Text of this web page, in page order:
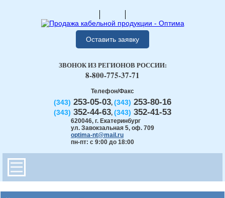
Оставить заявку
Телефон/Факс
(343) 253-05-03, (343) 253-80-16
(343) 352-44-63, (343) 352-41-53
620046, г. Екатеринбург
ул. Завокзальная 5, оф. 709
optima-nt@mail.ru
пн-пт: с 9:00 до 18:00
ЗВОНОК ИЗ РЕГИОНОВ РОССИИ:
8-800-775-37-71